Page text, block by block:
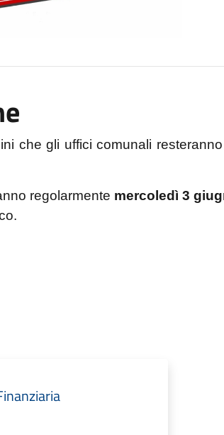
che gli uffici comunali
regolarmente mercoledì 3